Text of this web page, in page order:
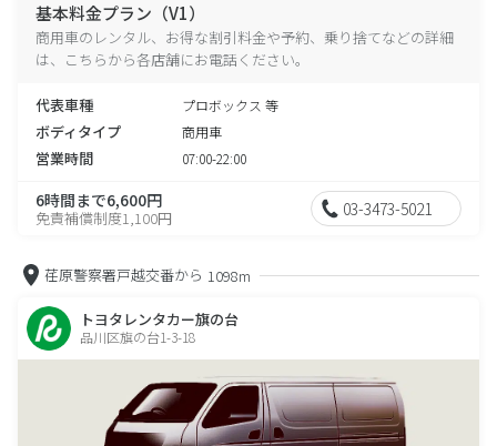
基本料金プラン（V1）
商用車のレンタル、お得な割引料金や予約、乗り捨てなどの詳細
は、こちらから各店舗にお電話ください。
代表車種 プロボックス 等
ボディタイプ 商用車
営業時間 07:00-22:00
6時間まで6,600円
免責補償制度1,100円 03-3473-5021
荏原警察署戸越交番から 1098m
トヨタレンタカー旗の台
品川区旗の台1-3-18